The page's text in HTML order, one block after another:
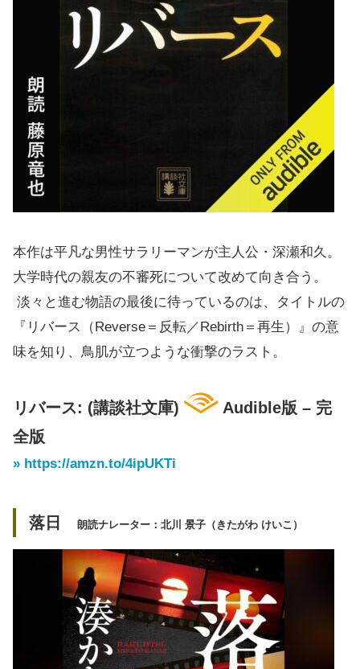
本作は平凡な男性サラリーマンが主人公・深瀬和久。
大学時代の親友の不審死について改めて向き合う。
淡々と進む物語の最後に待っているのは、タイトルの
『リバース（Reverse＝反転／Rebirth＝再生）』の意
味を知り、鳥肌が立つような衝撃のラスト。
リバース: (講談社文庫)
Audible版 – 完
全版
» https://amzn.to/4ipUKTi
落日 朗読ナレーター：北川 景子（きたがわ けいこ）